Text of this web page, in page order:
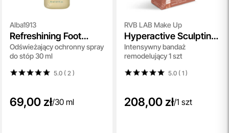
Alba1913
Refreshining Foot
Protection Spray
Odświeżający ochronny spray
do stóp 30 ml
5.0 ( 2 )
69,00 zł/30 ml
RVB LAB Make Up
Hyperactive Sculpting
Bandage
Intensywny bandaż
remodelujący 1 szt
5.0 ( 1)
208,00 zł/1 szt